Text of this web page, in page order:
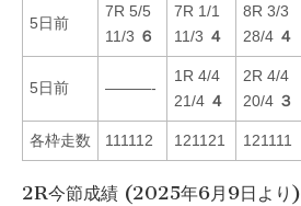
5日前
7R 5/5
11/3 ６
7R 1/1
11/3 ４
8R 3/3
28/4 ４
5日前 ———-
1R 4/4
21/4 ４
2R 4/4
20/4 ３
各枠走数 111112 121121 121111
2R今節成績 (2025年6月9日より)